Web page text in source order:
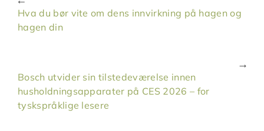
Hva du bør vite om dens innvirkning på hagen og
hagen din
Bosch utvider sin tilstedeværelse innen
husholdningsapparater på CES 2026 – for
tyskspråklige lesere